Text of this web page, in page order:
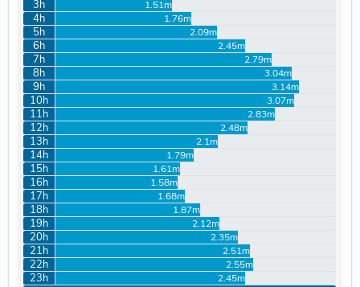
3h 1.51m
4h 1.76m
5h 2.09m
6h 2.45m
7h 2.79m
8h 3.04m
9h 3.14m
10h 3.07m
11h 2.83m
12h 2.48m
13h 2.1m
14h 1.79m
15h 1.61m
16h 1.58m
17h 1.68m
18h 1.87m
19h 2.12m
20h 2.35m
21h 2.51m
22h 2.55m
23h 2.45m